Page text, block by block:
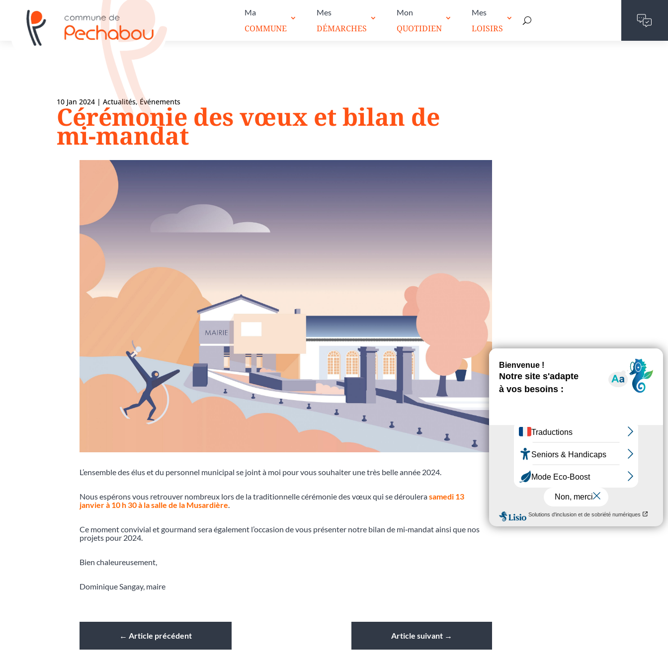
Ma
COMMUNE
Mes
DÉMARCHES
Mon
QUOTIDIEN
Mes
LOISIRS
10 Jan 2024 |Actualités, Événements
Cérémonie des vœux et bilan de
mi-mandat
L’ensemble des élus et du personnel municipal se joint à moi pour vous souhaiter une très belle année 2024.
Nous espérons vous retrouver nombreux lors de la traditionnelle cérémonie des vœux qui se déroulerasamedi 13
janvier à 10 h 30 à la salle de la Musardière
Ce moment convivial et gourmand sera également l’occasion de vous présenter notre bilan de mi‑mandat ainsi que nos
projets pour 2024.
Bien chaleureusement,
Dominique Sangay, maire
← Article précédent Article suivant→